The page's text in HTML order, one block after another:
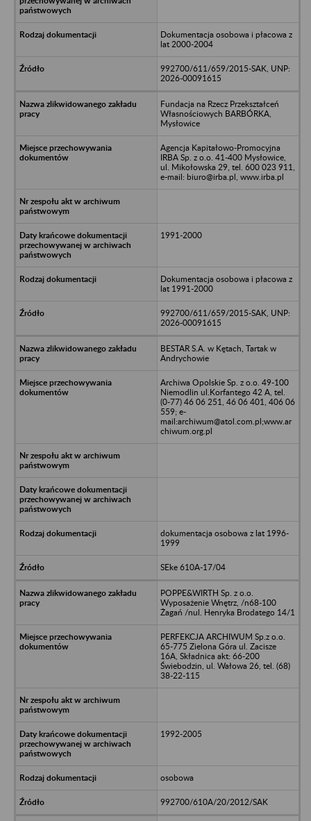
Dokumentacja osobowa i płacowa z
lat 2000-2004
992700/611/659/2015-SAK, UNP:
2026-00091615
Fundacja na Rzecz Przekształceń
Własnościowych BARBÓRKA,
Mysłowice
Agencja Kapitałowo-Promocyjna
IRBA Sp. z o.o. 41-400 Mysłowice,
ul. Mikołowska 29, tel. 600 023 911,
e-mail: biuro@irba.pl, www.irba.pl
1991-2000
Dokumentacja osobowa i płacowa z
lat 1991-2000
992700/611/659/2015-SAK, UNP:
2026-00091615
BESTAR S.A. w Kętach, Tartak w
Andrychowie
Archiwa Opolskie Sp. z o.o. 49-100
Niemodlin ul.Korfantego 42 A, tel.
(0-77) 46 06 251, 46 06 401, 406 06
559; e-
mail:archiwum@atol.com.pl;www.ar
chiwum.org.pl
dokumentacja osobowa z lat 1996-
1999
SEke 610A-17/04
POPPE&WIRTH Sp. z o.o.
Wyposażenie Wnętrz, /n68-100
Żagań /nul. Henryka Brodatego 14/1
PERFEKCJA ARCHIWUM Sp.z o.o.
65-775 Zielona Góra ul. Zacisze
16A, Składnica akt: 66-200
Świebodzin, ul. Wałowa 26, tel. (68)
38-22-115
1992-2005
osobowa
992700/610A/20/2012/SAK